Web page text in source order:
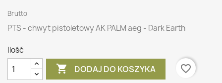
Brutto
PTS - chwyt pistoletowy AK PALM aeg - Dark Earth
Ilość
 DODAJ DO KOSZYKA favorite_border